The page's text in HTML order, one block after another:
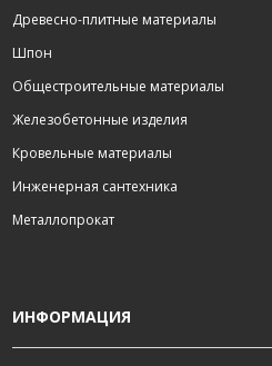
Древесно-плитные материалы
Шпон
Общестроительные материалы
Железобетонные изделия
Кровельные материалы
Инженерная сантехника
Металлопрокат
ИНФОРМАЦИЯ